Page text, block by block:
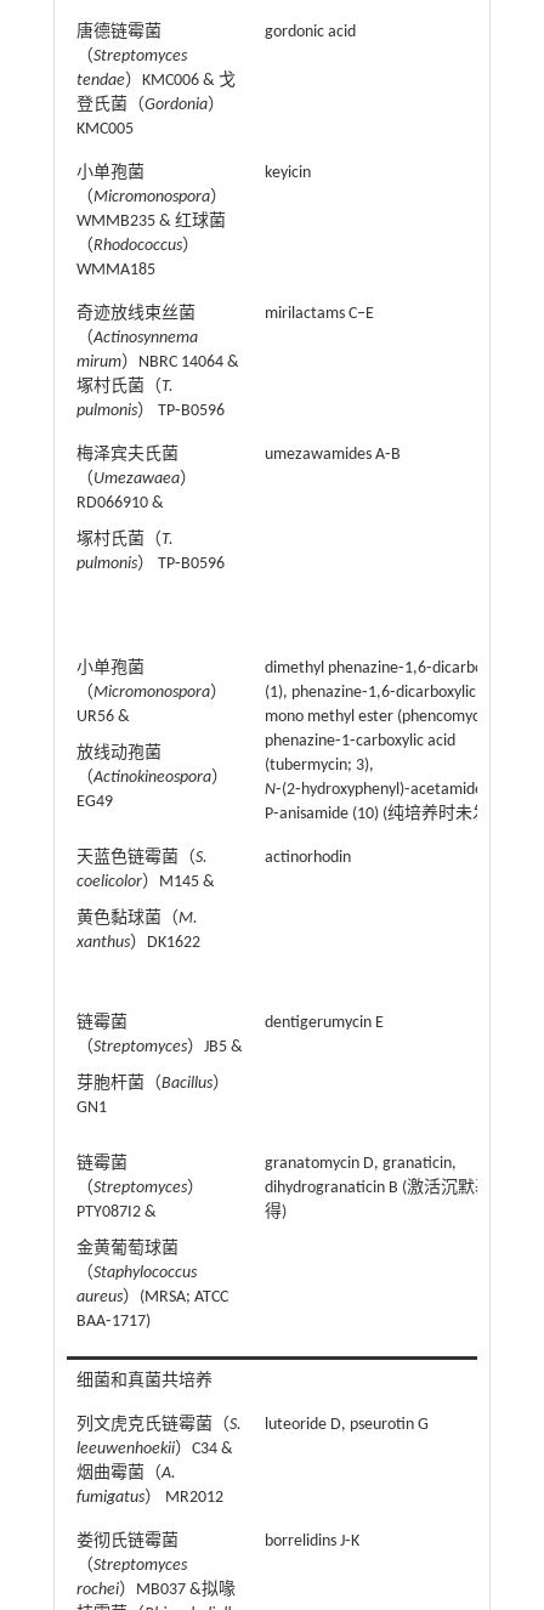
唐德链霉菌
（Streptomyces
tendae）KMC006 & 戈
登氏菌（Gordonia）
KMC005
gordonic acid
小单孢菌
（Micromonospora）
WMMB235 & 红球菌
（Rhodococcus）
WMMA185
keyicin
奇迹放线束丝菌
（Actinosynnema
mirum）NBRC 14064 &
塚村氏菌（T.
pulmonis） TP⁃B0596
mirilactams C–E
梅泽宾夫氏菌
（ Umezawaea）
RD066910 &
塚村氏菌（T.
pulmonis） TP⁃B0596
umezawamides A⁃B
小单孢菌
（Micromonospora）
UR56 &
放线动孢菌
（Actinokineospora）
EG49
dimethyl phenazine⁃1,6⁃dicarboxylate
(1), phenazine⁃1,6⁃dicarboxylic acid
mono methyl ester (phencomycin; 2),
phenazine⁃1⁃carboxylic acid
(tubermycin; 3),
N⁃(2⁃hydroxyphenyl)⁃acetamide (9),
P⁃anisamide (10) (纯培养时未发现)
天蓝色链霉菌（S.
coelicolor）M145 &
黄色黏球菌（M.
xanthus）DK1622
actinorhodin
链霉菌
（Streptomyces）JB5 &
芽胞杆菌（Bacillus）
GN1
dentigerumycin E
链霉菌
（Streptomyces）
PTY087I2 &
金黄葡萄球菌
（Staphylococcus
aureus）(MRSA; ATCC
BAA⁃1717)
granatomycin D, granaticin,
dihydrogranaticin B (激活沉默基因簇获
得)
细菌和真菌共培养
列文虎克氏链霉菌（S.
leeuwenhoekii）C34 &
烟曲霉菌（A.
fumigatus） MR2012
luteoride D, pseurotin G
娄彻氏链霉菌
（Streptomyces
rochei）MB037 &拟喙
borrelidins J⁃K